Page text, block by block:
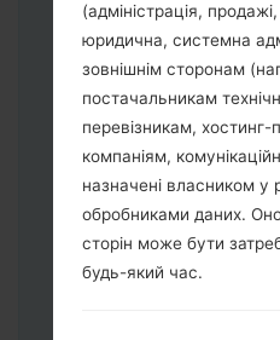
Завантажте на свій
Далі завантажте
(адміністрація,
юридична, системна
зовнішнім сторонам
постачальникам
перевізникам,
компаніям,
назначені власником у
обробниками даних.
сторін може бути
будь-який час.